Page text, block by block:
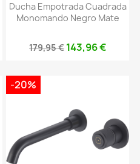
Ducha Empotrada Cuadrada
Monomando Negro Mate
179,95 € 143,96 €
-20%